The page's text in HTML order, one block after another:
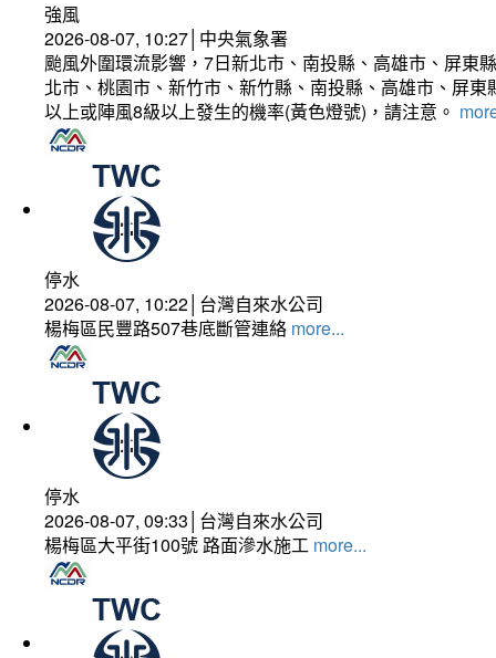
強風
2026-08-07, 10:27│中央氣象署
颱風外圍環流影響，7日新北市、南投縣、高雄市、屏東
北市、桃園市、新竹市、新竹縣、南投縣、高雄市、屏
以上或陣風8級以上發生的機率(黃色燈號)，請注意。
停水
2026-08-07, 10:22│台灣自來水公司
楊梅區民豐路507巷底斷管連絡 more...
停水
2026-08-07, 09:33│台灣自來水公司
楊梅區大平街100號 路面滲水施工 more...